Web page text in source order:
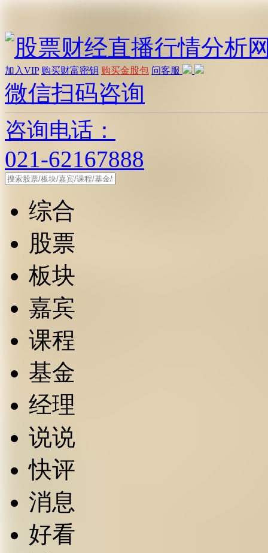
加入VIP 购买财富密钥 购买金股包 问客服
微信扫码咨询
咨询电话：
021-62167888
综合
股票
板块
嘉宾
课程
基金
经理
说说
快评
消息
好看